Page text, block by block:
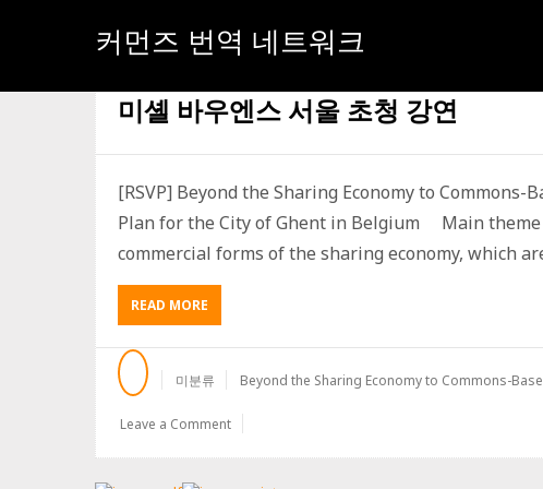
커먼즈 번역 네트워크
[태그:]BEYOND THE SHARING ECONOMY TO COMMONS-BASED
미셸 바우엔스 서울 초청 강연
[RSVP] Beyond the Sharing Economy to
Plan for the City of Ghent in Belgium Main
commercial forms of the sharing economy, which
READ MORE
미
셸
우
스
미분류 Beyond the Sharing Economy to Commons-
Leave a Comment